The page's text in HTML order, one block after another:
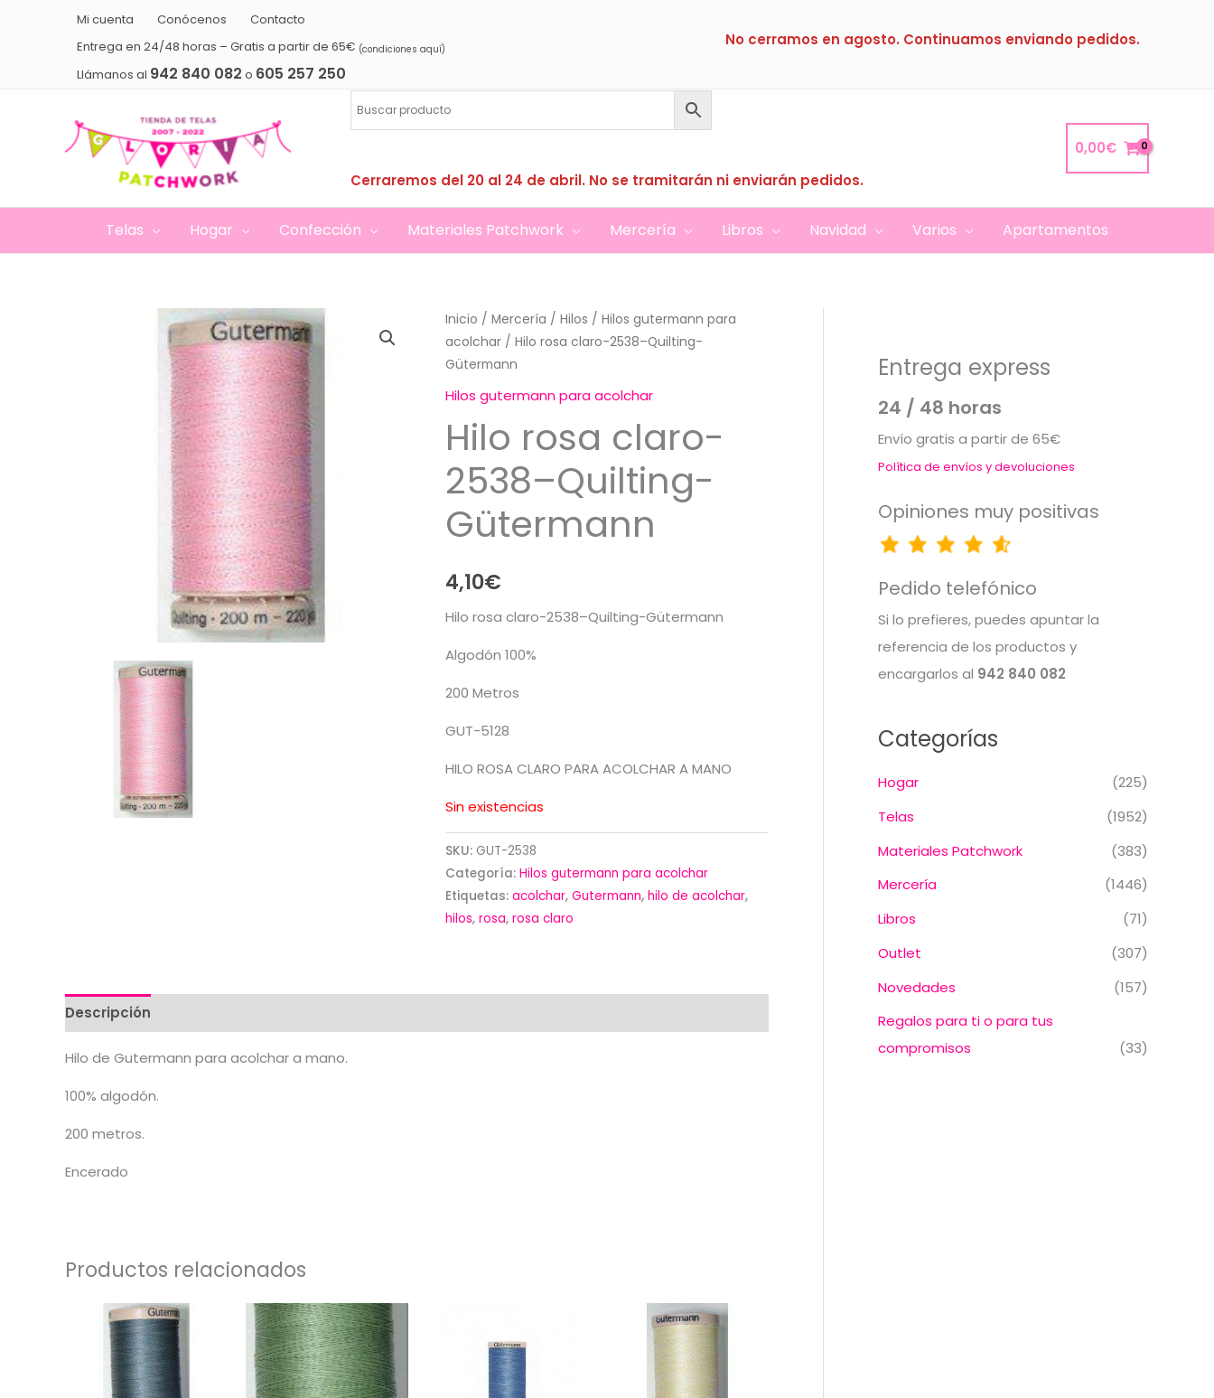
Mi cuenta Conócenos
Contacto
Entrega en 24/48 horas – Gratis a partir de 65€ (condiciones aquí)
Llámanos al 942 840 082 o 605 257 250
No cerramos en agosto. Continuamos enviando pedidos.
Cerraremos del 20 al 24 de abril. No se tramitarán ni enviarán pedidos.
0,00€
Telas Hogar Confección Materiales Patchwork Mercería Libros Navidad Varios Apartamentos
Inicio / Mercería / Hilos / Hilos gutermann para
acolchar/ Hilo rosa claro-2538–Quilting-
Gütermann
Hilos gutermann para acolchar
Hilo rosa claro-
2538–Quilting-
Gütermann
4,10€
Hilo rosa claro-2538–Quilting-Gütermann
Algodón 100%
200 Metros
GUT-5128
HILO ROSA CLARO PARA ACOLCHAR A MANO
Sin existencias
SKU: GUT-2538
Categoría: Hilos gutermann para acolchar
Etiquetas: acolchar, Gutermann, hilo de acolchar,
hilos, rosa, rosa claro
Descripción
Hilo de Gutermann para acolchar a mano.
100% algodón.
200 metros.
Encerado
Productos relacionados
Entrega express
24 / 48 horas
Envío gratis a partir de 65€
Política de envíos y devoluciones
Opiniones muy positivas
Pedido telefónico
Si lo prefieres, puedes apuntar la
referencia de los productos y
encargarlos al 942 840 082
Categorías
Hogar
(225)
Telas
(1952)
Materiales Patchwork
(383)
Mercería
(1446)
Libros
(71)
Outlet
(307)
Novedades
(157)
Regalos para ti o para tus
compromisos
(33)